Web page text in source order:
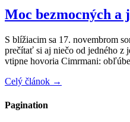
Moc bezmocných a
S blížiacim sa 17. novembrom
prečítať si aj niečo od jedného z
vtipne hovoria Cimrmani:
Celý článok →
Pagination